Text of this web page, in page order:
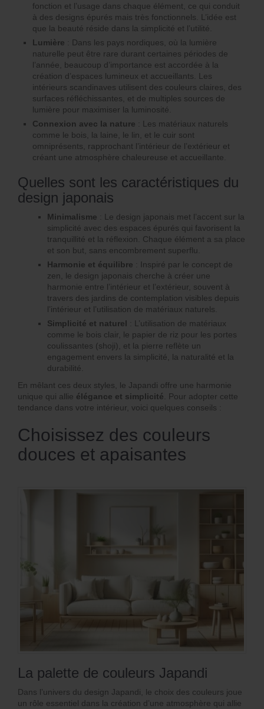
fonction et l’usage dans chaque élément, ce qui conduit
à des designs épurés mais très fonctionnels. L’idée est
que la beauté réside dans la simplicité et l’utilité.
Lumière : Dans les pays nordiques, où la lumière
naturelle peut être rare durant certaines périodes de
l’année, beaucoup d’importance est accordée à la
création d’espaces lumineux et accueillants. Les
intérieurs scandinaves utilisent des couleurs claires, des
surfaces réfléchissantes, et de multiples sources de
lumière pour maximiser la luminosité.
Connexion avec la nature : Les matériaux naturels
comme le bois, la laine, le lin, et le cuir sont
omniprésents, rapprochant l’intérieur de l’extérieur et
créant une atmosphère chaleureuse et accueillante.
Quelles sont les caractéristiques du
design japonais
Minimalisme : Le design japonais met l’accent sur la
simplicité avec des espaces épurés qui favorisent la
tranquillité et la réflexion. Chaque élément a sa place
et son but, sans encombrement superflu.
Harmonie et équilibre : Inspiré par le concept de
zen, le design japonais cherche à créer une
harmonie entre l’intérieur et l’extérieur, souvent à
travers des jardins de contemplation visibles depuis
l’intérieur et l’utilisation de matériaux naturels.
Simplicité et naturel : L’utilisation de matériaux
comme le bois clair, le papier de riz pour les portes
coulissantes (shoji), et la pierre reflète un
engagement envers la simplicité, la naturalité et la
durabilité.
En mêlant ces deux styles, le Japandi offre une harmonie
unique qui allie élégance et simplicité . Pour adopter cette
tendance dans votre intérieur, voici quelques conseils :
Choisissez des couleurs
douces et apaisantes
La palette de couleurs Japandi
Dans l’univers du design Japandi, le choix des couleurs joue
un rôle essentiel dans la création d’une atmosphère qui allie